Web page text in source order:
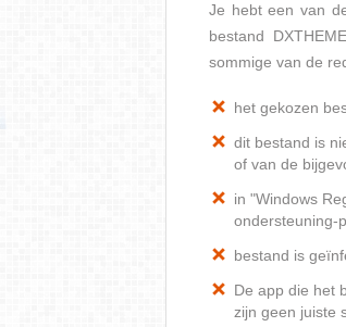
Je hebt een van
bestand
sommige van de
het gekozen
dit bestand is
of van de
in "Windows
ondersteuning-
bestand is
De app die het
zijn geen juiste